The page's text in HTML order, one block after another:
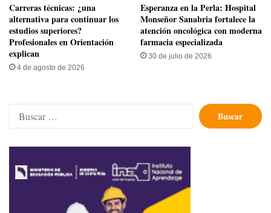
Carreras técnicas: ¿una
alternativa para continuar los
estudios superiores?
Profesionales en Orientación
explican
4 de agosto de 2026
​Esperanza en la Perla: Hospital
Monseñor Sanabria fortalece la
atención oncológica con moderna
farmacia especializada
30 de julio de 2026
Buscar: